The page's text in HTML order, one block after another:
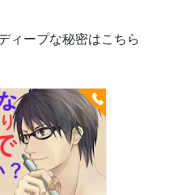
ィープな秘密はこちら